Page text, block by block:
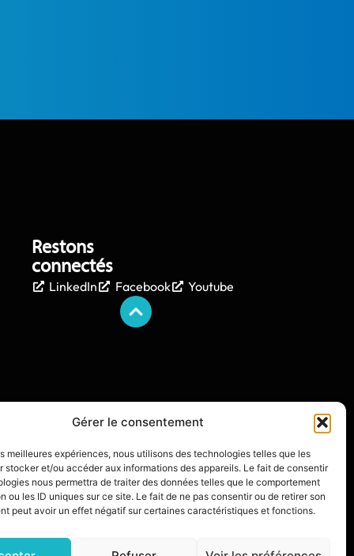
Gérer le consentement
meilleures expériences, nous utilisons des technologies telles que les
stocker et/ou accéder aux informations des appareils. Le fait de consentir
nous permettra de traiter des données telles que le comportement
ou les ID uniques sur ce site. Le fait de ne pas consentir ou de retirer son
peut avoir un effet négatif sur certaines caractéristiques et fonctions.
Restons
connectés
LinkedIn Facebook Youtube
L’AGENCE